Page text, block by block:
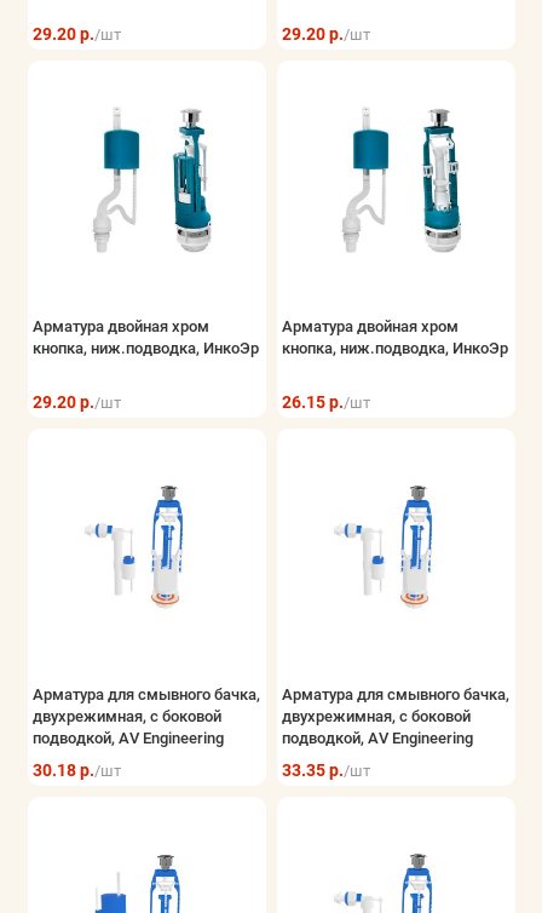
29.20 р./шт 29.20 р./шт
Арматура двойная хром
кнопка, ниж.подводка, ИнкоЭр
29.20 р./шт
Арматура двойная хром
кнопка, ниж.подводка, ИнкоЭр
26.15 р./шт
Арматура для смывного бачка,
двухрежимная, с боковой
подводкой, AV Engineering
30.18 р./шт
Арматура для смывного бачка,
двухрежимная, с боковой
подводкой, AV Engineering
33.35 р./шт